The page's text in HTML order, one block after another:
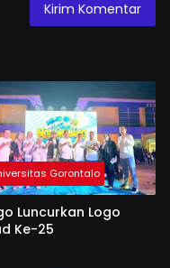
Gorontalo
Luncurkan Logo
Ke-25